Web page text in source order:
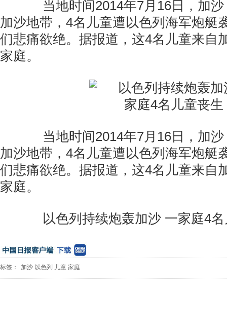
当地时间2014年7月16日，加沙
加沙地带，4名儿童遭以色列海军炮艇
们悲痛欲绝。据报道，这4名儿童来自
家庭。
当地时间2014年7月16日，加沙
加沙地带，4名儿童遭以色列海军炮艇
们悲痛欲绝。据报道，这4名儿童来自
家庭。
以色列持续炮轰加沙 一家庭4名
标签： 加沙 以色列 儿童 家庭